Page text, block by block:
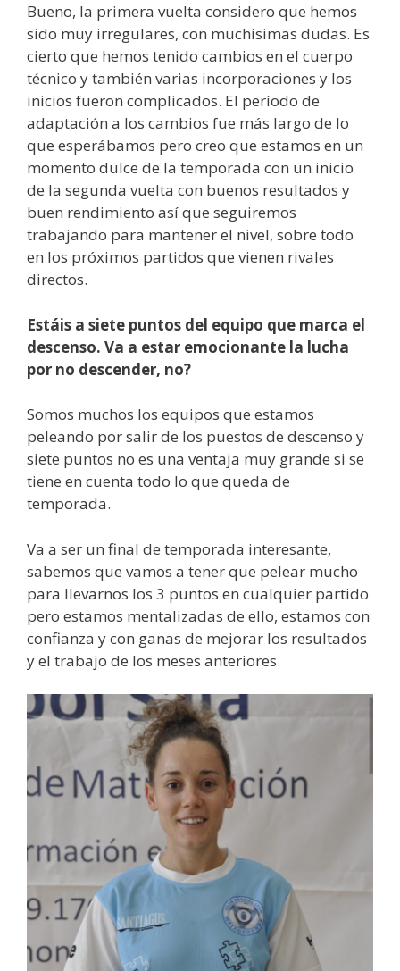
Bueno, la primera vuelta considero que hemos
sido muy irregulares, con muchísimas dudas. Es
cierto que hemos tenido cambios en el cuerpo
técnico y también varias incorporaciones y los
inicios fueron complicados. El período de
adaptación a los cambios fue más largo de lo
que esperábamos pero creo que estamos en un
momento dulce de la temporada con un inicio
de la segunda vuelta con buenos resultados y
buen rendimiento así que seguiremos
trabajando para mantener el nivel, sobre todo
en los próximos partidos que vienen rivales
directos.
Estáis a siete puntos del equipo que marca el
descenso. Va a estar emocionante la lucha
por no descender, no?
Somos muchos los equipos que estamos
peleando por salir de los puestos de descenso y
siete puntos no es una ventaja muy grande si se
tiene en cuenta todo lo que queda de
temporada.
Va a ser un final de temporada interesante,
sabemos que vamos a tener que pelear mucho
para llevarnos los 3 puntos en cualquier partido
pero estamos mentalizadas de ello, estamos con
confianza y con ganas de mejorar los resultados
y el trabajo de los meses anteriores.